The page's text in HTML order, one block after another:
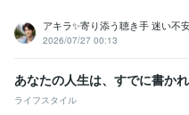
アキラ✨寄り添う聴き手 迷い不
2026/07/27 00:13
あなたの人生は、すでに書か
ライフスタイル